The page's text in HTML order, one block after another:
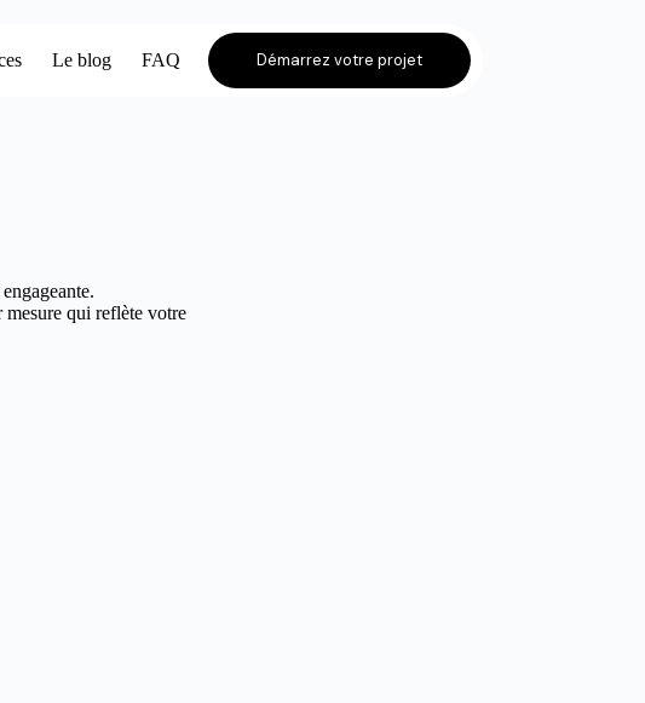
Le blog FAQ Démarrez votre projet
mesure qui reflète votre